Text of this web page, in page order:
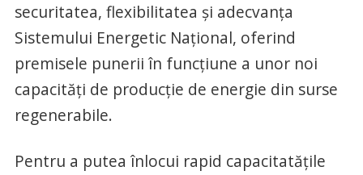
securitatea, flexibilitatea și adecvanța
Sistemului Energetic Național, oferind
premisele punerii în funcțiune a unor noi
capacități de producție de energie din surse
regenerabile.
Pentru a putea înlocui rapid capacitatățile